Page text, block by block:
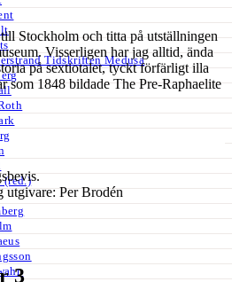
Tidskriften Medusa
(red.)
Stockholm och titta på utställningen
Visserligen har jag alltid, ända
på sextiotalet, tyckt förfärligt illa
som 1848 bildade The Pre-Raphaelite
utgivare: Per Brodén
3